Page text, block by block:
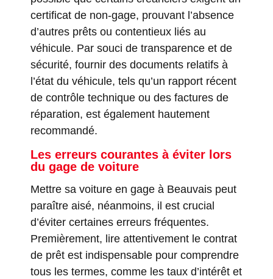
certificat de non-gage, prouvant l’absence
d’autres prêts ou contentieux liés au
véhicule. Par souci de transparence et de
sécurité, fournir des documents relatifs à
l’état du véhicule, tels qu’un rapport récent
de contrôle technique ou des factures de
réparation, est également hautement
recommandé.
Les erreurs courantes à éviter lors
du gage de voiture
Mettre sa voiture en gage à Beauvais peut
paraître aisé, néanmoins, il est crucial
d’éviter certaines erreurs fréquentes.
Premièrement, lire attentivement le contrat
de prêt est indispensable pour comprendre
tous les termes, comme les taux d’intérêt et